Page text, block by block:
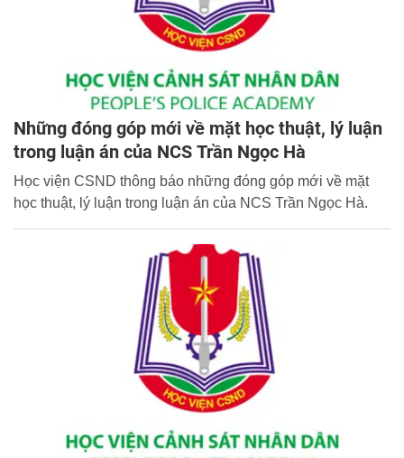
Những đóng góp mới về mặt học thuật, lý luận
trong luận án của NCS Trần Ngọc Hà
Học viện CSND thông báo những đóng góp mới về mặt
học thuật, lý luận trong luận án của NCS Trần Ngọc Hà.